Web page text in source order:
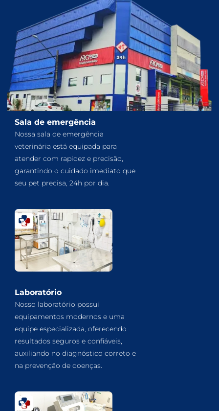
Sala de emergência
Nossa sala de emergência
veterinária está equipada para
atender com rapidez e precisão,
garantindo o cuidado imediato que
seu pet precisa, 24h por dia.
Laboratório
Nosso laboratório possui
equipamentos modernos e uma
equipe especializada, oferecendo
resultados seguros e confiáveis,
auxiliando no diagnóstico correto e
na prevenção de doenças.